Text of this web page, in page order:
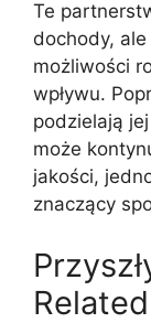
Te
dochody,
możliwości
wpływu.
podzielają
może
jakości,
znaczący